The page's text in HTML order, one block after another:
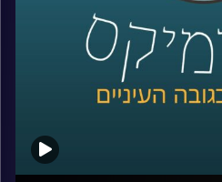
אוניברסיטת רייכמן.
ושגריר מצרים